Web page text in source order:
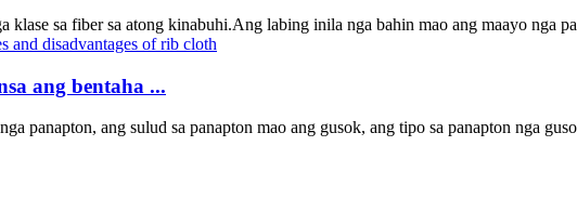
klase sa fiber sa atong kinabuhi.Ang labing inila nga bahin mao ang maayo nga
ang bentaha ...
panapton, ang sulud sa panapton mao ang gusok, ang tipo sa panapton nga